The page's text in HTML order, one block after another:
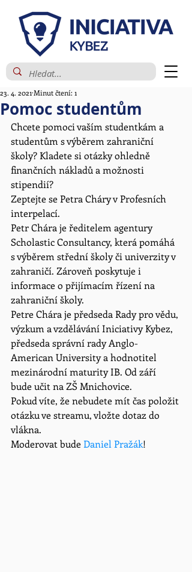
Pomoc studentům
23. 4. 2021 Minut čtení: 1
Chcete pomoci vaším studentkám a
studentům s výběrem zahraniční
školy? Kladete si otázky ohledně
finančních nákladů a možnosti
stipendií?
Zeptejte se Petra Cháry v Profesních
interpelací.
Petr Chára je ředitelem agentury
Scholastic Consultancy, která pomáhá
s výběrem střední školy či univerzity v
zahraničí. Zároveň poskytuje i
informace o přijímacím řízení na
zahraniční školy.
Petre Chára je předseda Rady pro vědu,
výzkum a vzdělávání Iniciativy Kybez,
předseda správní rady Anglo-
American University a hodnotitel
mezinárodní maturity IB. Od září
bude učit na ZŠ Mnichovice.
Pokud víte, že nebudete mít čas položit
otázku ve streamu, vložte dotaz do
vlákna.
Moderovat bude Daniel Pražák!